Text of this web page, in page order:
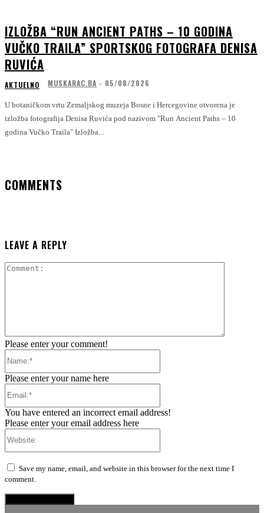
IZLOŽBA “RUN ANCIENT PATHS – 10 GODINA
VUČKO TRAILA” SPORTSKOG FOTOGRAFA DENISA
RUVIĆA
AKTUELNO MUSKARAC.BA - 05/08/2026
U botaničkom vrtu Zemaljskog muzeja Bosne i Hercegovine otvorena je
izložba fotografija Denisa Ruvića pod nazivom "Run Ancient Paths – 10
godina Vučko Traila" Izložba...
COMMENTS
LEAVE A REPLY
Please enter your comment!
Please enter your name here
You have entered an incorrect email address!
Please enter your email address here
Save my name, email, and website in this browser for the next time I
comment.